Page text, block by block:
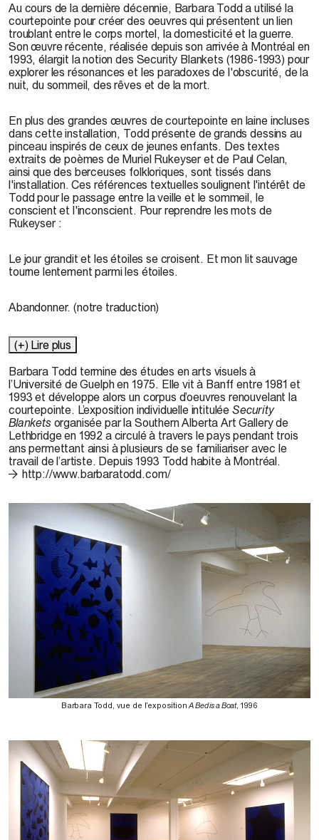
Au cours de la dernière décennie, Barbara Todd a utilisé la
courtepointe pour créer des oeuvres qui présentent un lien
troublant entre le corps mortel, la domesticité et la guerre.
Son œuvre récente, réalisée depuis son arrivée à Montréal en
1993, élargit la notion des Security Blankets (1986-1993) pour
explorer les résonances et les paradoxes de l'obscurité, de la
nuit, du sommeil, des rêves et de la mort.
En plus des grandes œuvres de courtepointe en laine incluses
dans cette installation, Todd présente de grands dessins au
pinceau inspirés de ceux de jeunes enfants. Des textes
extraits de poèmes de Muriel Rukeyser et de Paul Celan,
ainsi que des berceuses folkloriques, sont tissés dans
l'installation. Ces références textuelles soulignent l'intérêt de
Todd pour le passage entre la veille et le sommeil, le
conscient et l'inconscient. Pour reprendre les mots de
Rukeyser :
Le jour grandit et les étoiles se croisent. Et mon lit sauvage
tourne lentement parmi les étoiles.
Abandonner. (notre traduction)
(+) Lire plus
Barbara Todd termine des études en arts visuels à
l’Université de Guelph en 1975. Elle vit à Banff entre 1981 et
1993 et développe alors un corpus d’oeuvres renouvelant la
courtepointe. L’exposition individuelle intitulée Security
Blanketsorganisée par la Southern Alberta Art Gallery de
Lethbridge en 1992 a circulé à travers le pays pendant trois
ans permettant ainsi à plusieurs de se familiariser avec le
travail de l’artiste. Depuis 1993 Todd habite à Montréal.
http://www.barbaratodd.com/
Barbara Todd, vue de l’expositionA Bed is a Boat, 1996